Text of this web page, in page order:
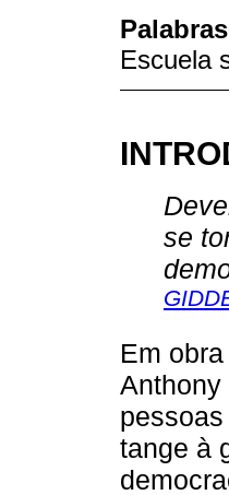
Escuela
se
Em
Anthony
tange à